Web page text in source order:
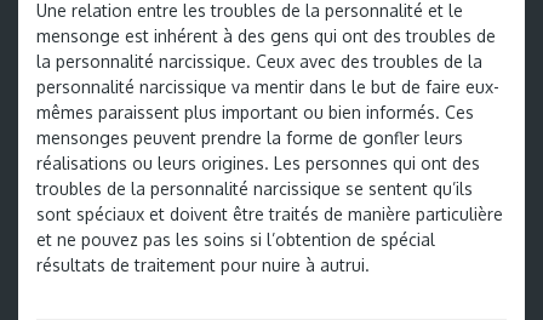
Une relation entre les troubles de la personnalité et le
mensonge est inhérent à des gens qui ont des troubles de
la personnalité narcissique. Ceux avec des troubles de la
personnalité narcissique va mentir dans le but de faire eux-
mêmes paraissent plus important ou bien informés. Ces
mensonges peuvent prendre la forme de gonfler leurs
réalisations ou leurs origines. Les personnes qui ont des
troubles de la personnalité narcissique se sentent qu’ils
sont spéciaux et doivent être traités de manière particulière
et ne pouvez pas les soins si l’obtention de spécial
résultats de traitement pour nuire à autrui.